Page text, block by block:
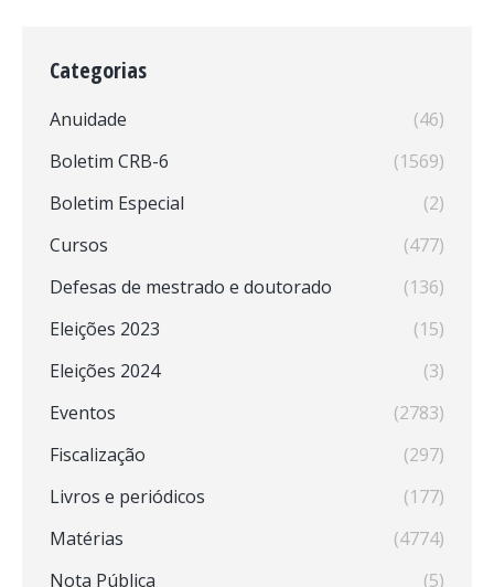
Categorias
Anuidade
(46)
Boletim CRB-6
(1569)
Boletim Especial
(2)
Cursos
(477)
Defesas de mestrado e doutorado
(136)
Eleições 2023
(15)
Eleições 2024
(3)
Eventos
(2783)
Fiscalização
(297)
Livros e periódicos
(177)
Matérias
(4774)
Nota Pública
(5)